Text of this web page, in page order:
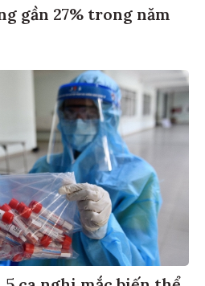
gần 27% trong năm
5 ca nghi mắc biến thể